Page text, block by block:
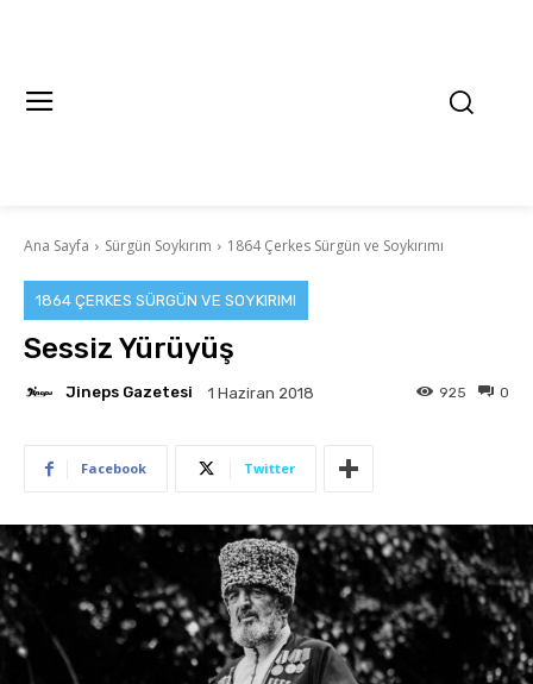
Ana Sayfa Sürgün Soykırım 1864 Çerkes Sürgün ve Soykırımı
1864 ÇERKES SÜRGÜN VE SOYKIRIMI
Sessiz Yürüyüş
Jineps Gazetesi 1 Haziran 2018 0
925
Facebook Twitter